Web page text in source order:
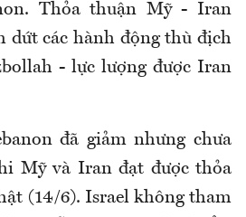
Thỏa thuận Mỹ - Iran
dứt các hành động thù địch
- lực lượng được Iran
đã giảm nhưng chưa
Mỹ và Iran đạt được thỏa
(14/6). Israel không tham